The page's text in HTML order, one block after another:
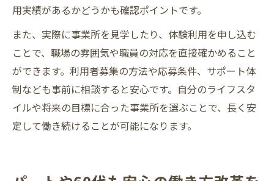
用実績があるかどうかも確認ポイントです。
また、実際に事業所を見学したり、体験利用を申し込む
ことで、職場の雰囲気や職員の対応を直接確かめること
ができます。利用者募集の方法や応募条件、サポート体
制なども事前に相談すると安心です。自分のライフスタ
イルや将来の目標に合った事業所を選ぶことで、長く安
定して働き続けることが可能になります。